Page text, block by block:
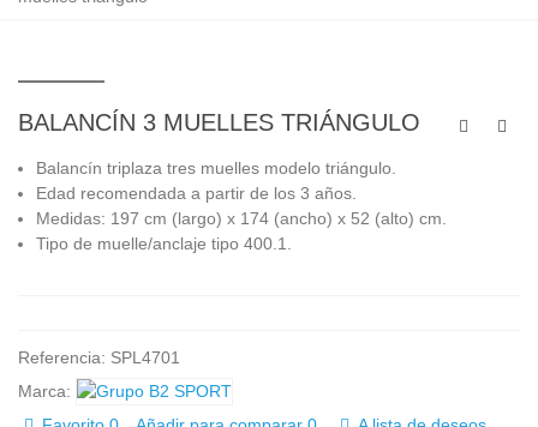
BALANCÍN 3 MUELLES TRIÁNGULO
Balancín triplaza tres muelles modelo triángulo.
Edad recomendada a partir de los 3 años.
Medidas: 197 cm (largo) x 174 (ancho) x 52 (alto) cm.
Tipo de muelle/anclaje tipo 400.1.
Referencia: SPL4701
Marca: